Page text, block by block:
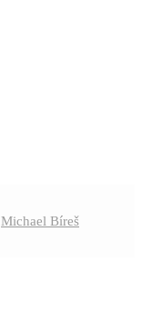
Michael Bíreš